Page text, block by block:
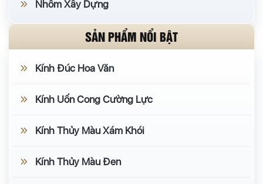
Nhôm Xây Dựng
SẢN PHẨM NỔI BẬT
Kính Đúc Hoa Văn
Kính Uốn Cong Cường Lực
Kính Thủy Màu Xám Khói
Kính Thủy Màu Đen